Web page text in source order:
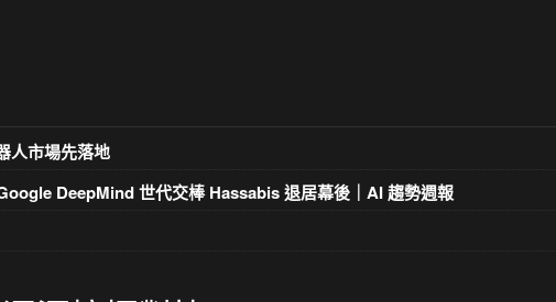
人市場先落地
DeepMind 世代交棒 Hassabis 退居幕後｜AI 趨勢週報